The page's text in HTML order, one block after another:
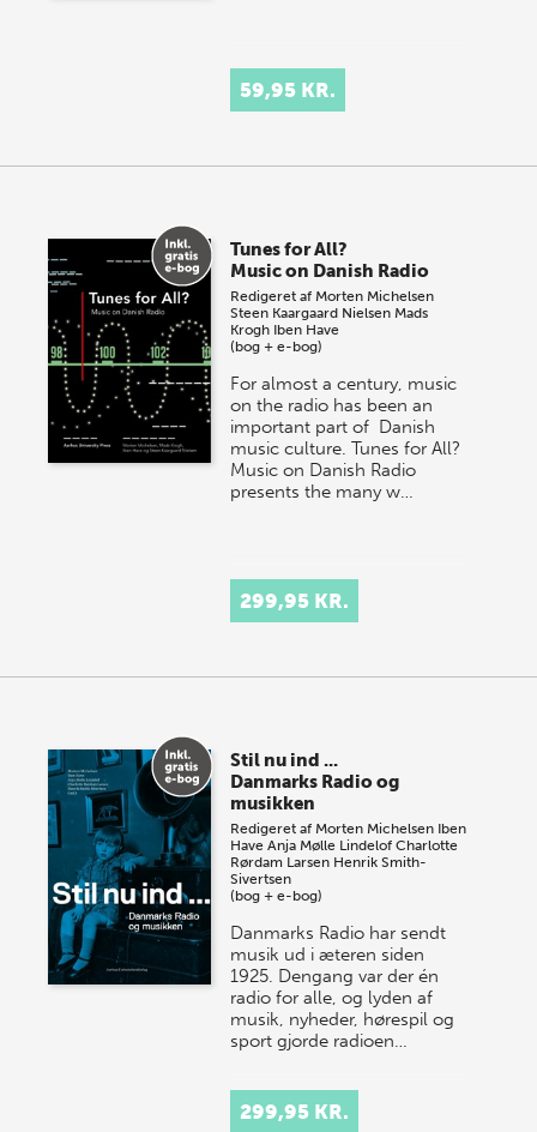
59,95 KR.
Tunes for All?
Music on Danish Radio
Redigeret af Morten Michelsen
Steen Kaargaard Nielsen Mads
Krogh Iben Have
(bog + e-bog)
For almost a century, music
on the radio has been an
important part of Danish
music culture. Tunes for All?
Music on Danish Radio
presents the many w…
299,95 KR.
Stil nu ind ...
Danmarks Radio og
musikken
Redigeret af Morten Michelsen Iben
Have Anja Mølle Lindelof Charlotte
Rørdam Larsen Henrik Smith-
Sivertsen
(bog + e-bog)
Danmarks Radio har sendt
musik ud i æteren siden
1925. Dengang var der én
radio for alle, og lyden af
musik, nyheder, hørespil og
sport gjorde radioen…
299,95 KR.